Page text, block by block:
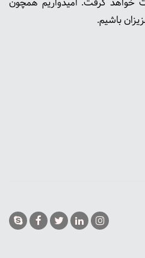
باشیم.